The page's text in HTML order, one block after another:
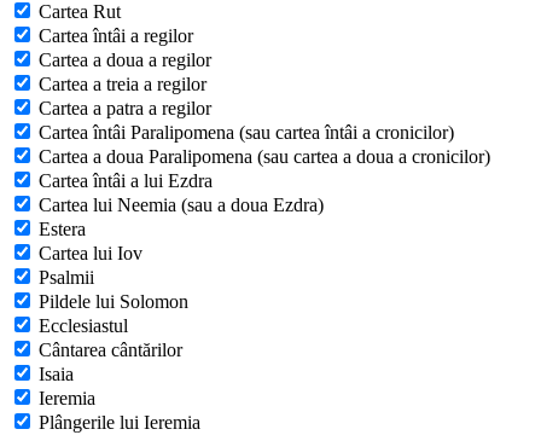
Cartea Rut
Cartea întâi a regilor
Cartea a doua a regilor
Cartea a treia a regilor
Cartea a patra a regilor
Cartea întâi Paralipomena (sau cartea întâi a cronicilor)
Cartea a doua Paralipomena (sau cartea a doua a cronicilor)
Cartea întâi a lui Ezdra
Cartea lui Neemia (sau a doua Ezdra)
Estera
Cartea lui Iov
Psalmii
Pildele lui Solomon
Ecclesiastul
Cântarea cântărilor
Isaia
Ieremia
Plângerile lui Ieremia